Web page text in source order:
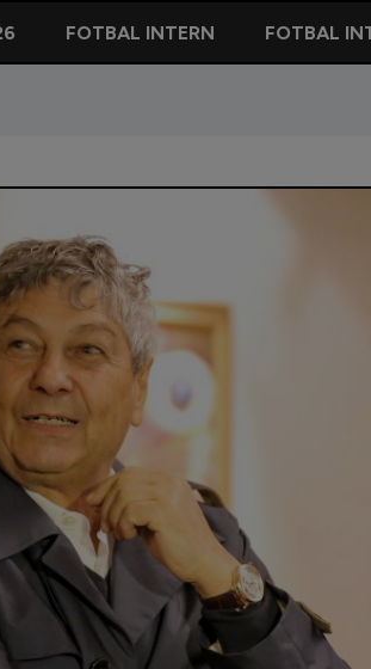
FOTBAL INTERN FOTBAL
Dinamo. Explicația lui Răzvan: "Cum de